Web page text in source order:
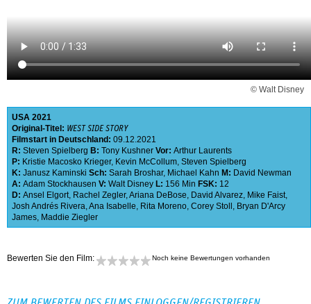
© Walt Disney
USA 2021
Original-Titel: WEST SIDE STORY
Filmstart in Deutschland: 09.12.2021
R: Steven Spielberg B: Tony Kushner Vor: Arthur Laurents
P: Kristie Macosko Krieger, Kevin McCollum, Steven Spielberg
K: Janusz Kaminski Sch: Sarah Broshar, Michael Kahn M: David Newman
A: Adam Stockhausen V: Walt Disney L: 156 Min FSK: 12
D: Ansel Elgort, Rachel Zegler,Ariana DeBose, David Alvarez, Mike Faist,
Josh Andrés Rivera,Ana Isabelle, Rita Moreno, Corey Stoll , Bryan D'Arcy
James, Maddie Ziegler
Bewerten Sie den Film: Noch keine Bewertungen vorhanden